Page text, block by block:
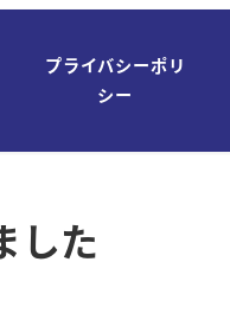
プライバシーポリ
シー
した